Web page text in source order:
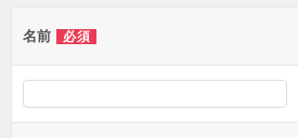
ー
シ
名前 必須